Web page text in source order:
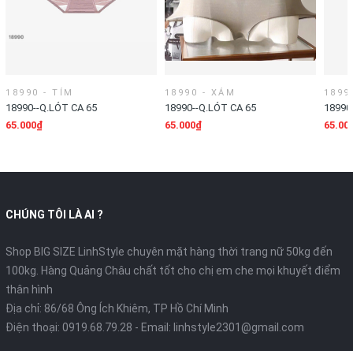
18990 - TÍM
18990--Q.LÓT CA 65
65.000₫
18990 - XÁM
18990--Q.LÓT CA 65
65.000₫
CHÚNG TÔI LÀ AI ?
Shop BIG SIZE LinhStyle chuyên mặt hàng thời trang nữ 50kg đến
100kg. Hàng Quảng Châu chất tốt cho chị em che mọi khuyết điểm
thân hình
Địa chỉ: 86/68 Ông Ích Khiêm, TP Hồ Chí Minh
Điện thoại: 0919.68.79.28 - Email: linhstyle2301@gmail.com